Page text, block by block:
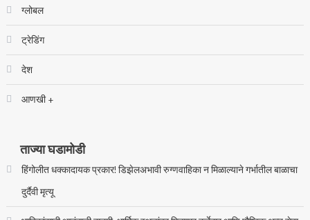
ग्लोबल
ट्रेडिंग
देश
आणखी +
ताज्या घडामोडी
हिंगोलीत धक्कादायक प्रकार! डिझेलअभावी रुग्णवाहिका न मिळाल्याने गर्भातील बाळाचा
दुर्दैवी मृत्यू